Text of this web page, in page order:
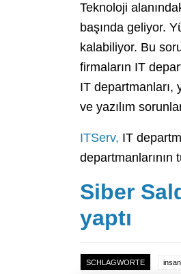
Teknoloji
başında geliyor.
kalabiliyor. Bu
firmaların IT
IT departmanları,
ve yazılım
ITServ, IT
Siber
yaptı
SCHLAGWORTE